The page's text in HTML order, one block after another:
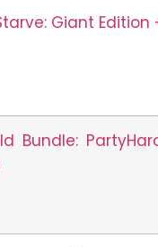
Giant
Bundle: